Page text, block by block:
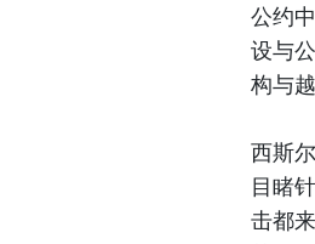
公约
设与
构与
西斯
目睹
击都